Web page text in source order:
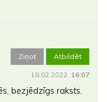
Ziņot Atbildēt
18.02.2022. 16:07
bezjēdzīgs raksts.